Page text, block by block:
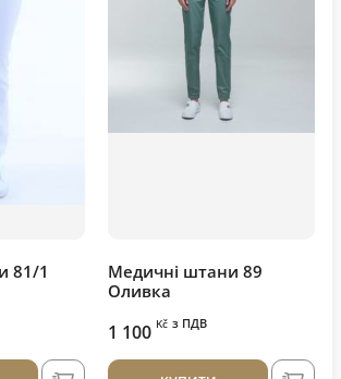
81/1
Медичні штани 89
Oливка
1 100 Kč з ПДВ